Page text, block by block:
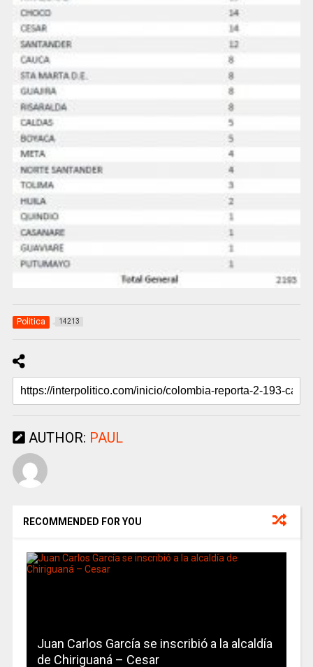
Politica 14213
AUTHOR: PAUL
RECOMMENDED FOR YOU
Juan Carlos García se inscribió a la alcaldía
de Chiriguaná – Cesar